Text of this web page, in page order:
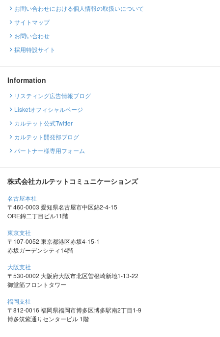
お問い合わせにおける個人情報の取扱いについて
サイトマップ
お問い合わせ
採用特設サイト
Information
リスティング広告情報ブログ
Lisketオフィシャルページ
カルテット公式Twitter
カルテット開発部ブログ
パートナー様専用フォーム
株式会社カルテットコミュニケーションズ
名古屋本社
〒460-0003 愛知県名古屋市中区錦2-4-15
ORE錦二丁目ビル11階
東京支社
〒107-0052 東京都港区赤坂4-15-1
赤坂ガーデンシティ14階
大阪支社
〒530-0002 大阪府大阪市北区曽根崎新地1-13-22
御堂筋フロントタワー
福岡支社
〒812-0016 福岡県福岡市博多区博多駅南2丁目1-9
博多筑紫通りセンタービル 1階